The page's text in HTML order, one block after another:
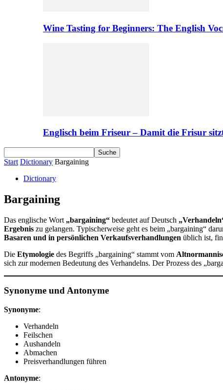
Wine Tasting for Beginners: The English
Englisch beim Friseur – Damit die Frisur
Start Dictionary Bargaining
Dictionary
Bargaining
Das englische Wort „bargaining“ bedeutet auf Deutsch
Ergebnis zu gelangen. Typischerweise geht es beim „bargaining“
Basaren und in persönlichen Verkaufsverhandlungen üblich ist,
Die Etymologie des Begriffs „bargaining“ stammt vom
sich zur modernen Bedeutung des Verhandelns. Der Prozess des
Synonyme und Antonyme
Synonyme:
Verhandeln
Feilschen
Aushandeln
Abmachen
Preisverhandlungen führen
Antonyme: